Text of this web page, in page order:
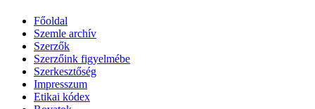
Főoldal
Szemle archív
Szerzők
Szerzőink figyelmébe
Szerkesztőség
Impresszum
Etikai kódex